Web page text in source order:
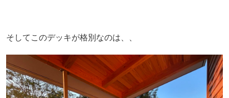
そしてこのデッキが格別なのは、、